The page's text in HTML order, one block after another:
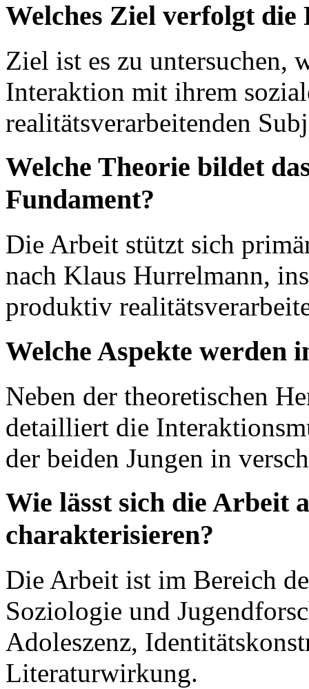
Welches Ziel verfolgt die
Ziel ist es zu untersuchen,
Interaktion mit ihrem
realitätsverarbeitenden
Welche Theorie bildet
Fundament?
Die Arbeit stützt sich
nach Klaus Hurrelmann,
produktiv
Welche Aspekte werden
Neben der theoretischen
detailliert die
der beiden Jungen in
Wie lässt sich die Arbeit
charakterisieren?
Die Arbeit ist im Bereich
Soziologie und
Adoleszenz,
Literaturwirkung.